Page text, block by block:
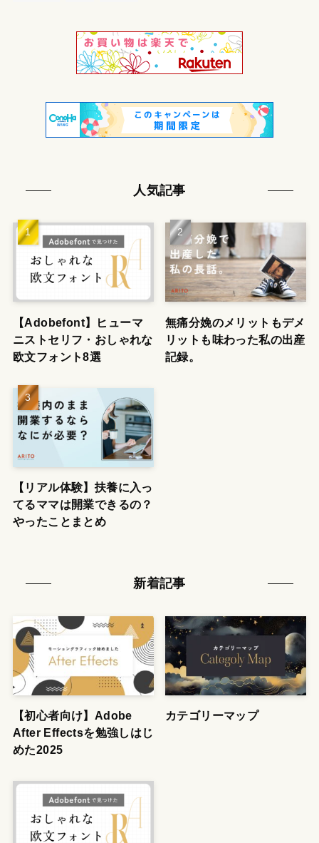
人気記事
【Adobefont】ヒューマ
ニストセリフ・おしゃれな
欧文フォント8選
無痛分娩のメリットもデメ
リットも味わった私の出産
記録。
【リアル体験】扶養に入っ
てるママは開業できるの？
やったことまとめ
新着記事
【初心者向け】Adobe
After Effectsを勉強しはじ
めた2025
カテゴリーマップ